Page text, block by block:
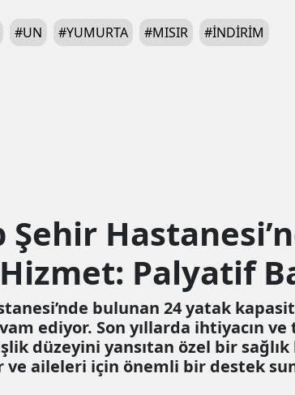
#UN #YUMURTA #MISIR #INDIRIM
Şehir
Palyatif
bulunan 24 yatak
ediyor. Son yıllarda ihtiyacın
düzeyini yansıtan özel bir
ve aileleri için önemli bir destek